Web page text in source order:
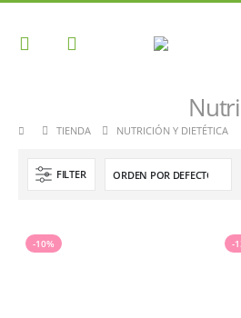
TIENDA NUTRICIÓN Y DIETÉTICA
FILTER
-10% -